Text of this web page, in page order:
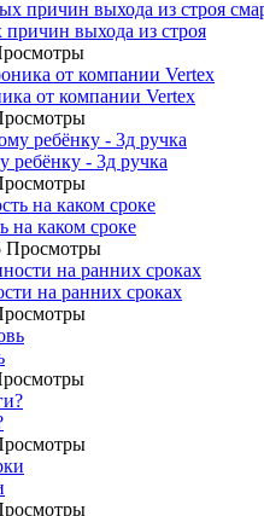
выхода из строя
от компании Vertex
ребёнку - 3д ручка
на каком сроке
Просмотры
на ранних сроках